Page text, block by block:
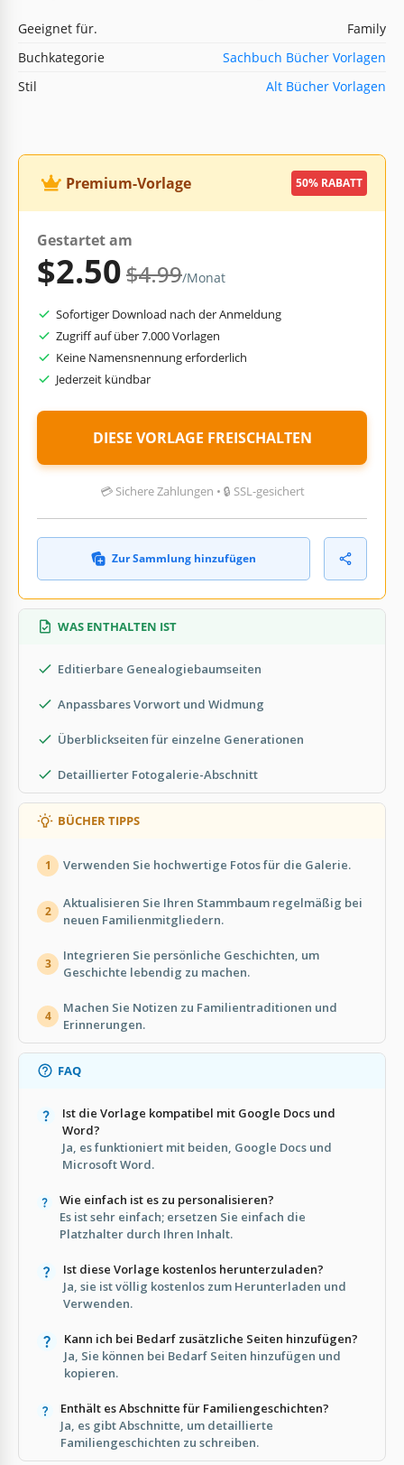
Geeignet für.
Family
Buchkategorie
Sachbuch Bücher Vorlagen
Stil
Alt Bücher Vorlagen
Premium-Vorlage 50% RABATT
Gestartet am
$2.50$4.99/Monat
Sofortiger Download nach der Anmeldung
Zugriff auf über 7.000 Vorlagen
Keine Namensnennung erforderlich
Jederzeit kündbar
DIESE VORLAGE FREISCHALTEN
💳 Sichere Zahlungen • 🔒 SSL-gesichert
Zur Sammlung hinzufügen
WAS ENTHALTEN IST
Editierbare Genealogiebaumseiten
Anpassbares Vorwort und Widmung
Überblickseiten für einzelne Generationen
Detaillierter Fotogalerie-Abschnitt
BÜCHER TIPPS
1 Verwenden Sie hochwertige Fotos für die Galerie.
2
Aktualisieren Sie Ihren Stammbaum regelmäßig bei
neuen Familienmitgliedern.
3
Integrieren Sie persönliche Geschichten, um
Geschichte lebendig zu machen.
4
Machen Sie Notizen zu Familientraditionen und
Erinnerungen.
FAQ
Ist die Vorlage kompatibel mit Google Docs und
Word?
Ja, es funktioniert mit beiden, Google Docs und
Microsoft Word.
Wie einfach ist es zu personalisieren?
Es ist sehr einfach; ersetzen Sie einfach die
Platzhalter durch Ihren Inhalt.
Ist diese Vorlage kostenlos herunterzuladen?
Ja, sie ist völlig kostenlos zum Herunterladen und
Verwenden.
Kann ich bei Bedarf zusätzliche Seiten hinzufügen?
Ja, Sie können bei Bedarf Seiten hinzufügen und
kopieren.
Enthält es Abschnitte für Familiengeschichten?
Ja, es gibt Abschnitte, um detaillierte
Familiengeschichten zu schreiben.